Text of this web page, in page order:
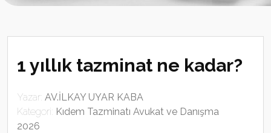
1 yıllık tazminat ne kadar?
Yazar: AV.İLKAY UYAR KABA
Kategori: Kıdem Tazminatı Avukat ve Danışma
2026